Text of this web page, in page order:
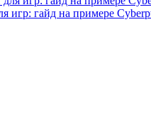
игр: гайд на примере